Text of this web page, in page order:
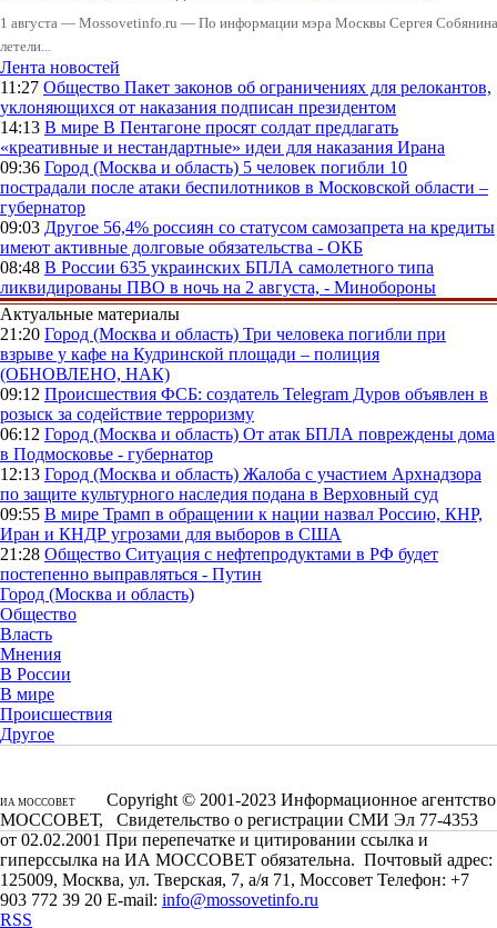
1 августа — Mossovetinfo.ru — По информации мэра Москвы Сергея
летели...
Лента новостей
11:27 Общество Пакет законов об ограничениях для релокантов,
уклоняющихся от наказания подписан президентом
14:13 В мире В Пентагоне просят солдат предлагать
«креативные и нестандартные» идеи для наказания Ирана
09:36 Город (Москва и область) 5 человек погибли 10
пострадали после атаки беспилотников в Московской области –
губернатор
09:03 Другое 56,4% россиян со статусом самозапрета на кредиты
имеют активные долговые обязательства - ОКБ
08:48 В России 635 украинских БПЛА самолетного типа
ликвидированы ПВО в ночь на 2 августа, - Минобороны
Актуальные материалы
21:20 Город (Москва и область) Три человека погибли при
взрыве у кафе на Кудринской площади – полиция
(ОБНОВЛЕНО, НАК)
09:12 Происшествия ФСБ: создатель Telegram Дуров объявлен в
розыск за содействие терроризму
06:12 Город (Москва и область) От атак БПЛА повреждены дома
в Подмосковье - губернатор
12:13 Город (Москва и область) Жалоба с участием Архнадзора
по защите культурного наследия подана в Верховный суд
09:55 В мире Трамп в обращении к нации назвал Россию, КНР,
Иран и КНДР угрозами для выборов в США
21:28 Общество Ситуация с нефтепродуктами в РФ будет
постепенно выправляться - Путин
Город (Москва и область)
Общество
Власть
Мнения
В России
В мире
Происшествия
Другое
ИА МОССОВЕТ
Copyright © 2001-2023 Информационное агентство
МОССОВЕТ, Свидетельство о регистрации СМИ Эл 77-4353
от 02.02.2001 При перепечатке и цитировании ссылка и
гиперссылка на ИА МОССОВЕТ обязательна. Почтовый адрес:
125009, Москва, ул. Тверская, 7, а/я 71, Моссовет Телефон: +7
903 772 39 20 E-mail: info@mossovetinfo.ru
RSS